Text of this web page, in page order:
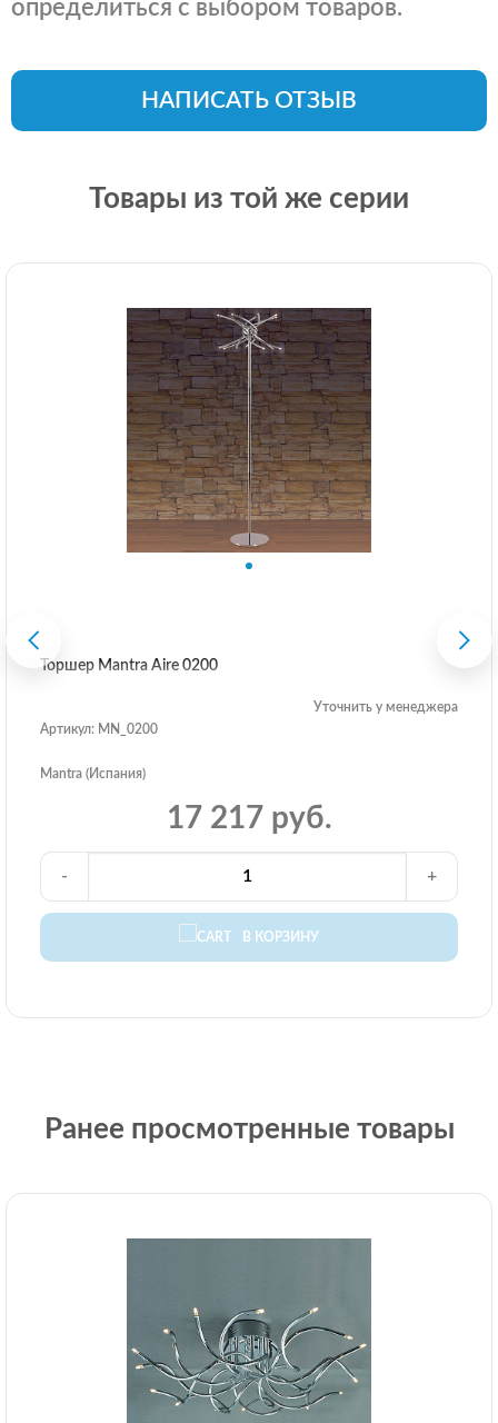
определиться с выбором товаров.
НАПИСАТЬ ОТЗЫВ
Товары из той же серии
Торшер Mantra Aire 0200
Уточнить у менеджера
Артикул: MN_0200
Mantra (Испания)
17 217 руб.
В КОРЗИНУ
- +
Ранее просмотренные товары